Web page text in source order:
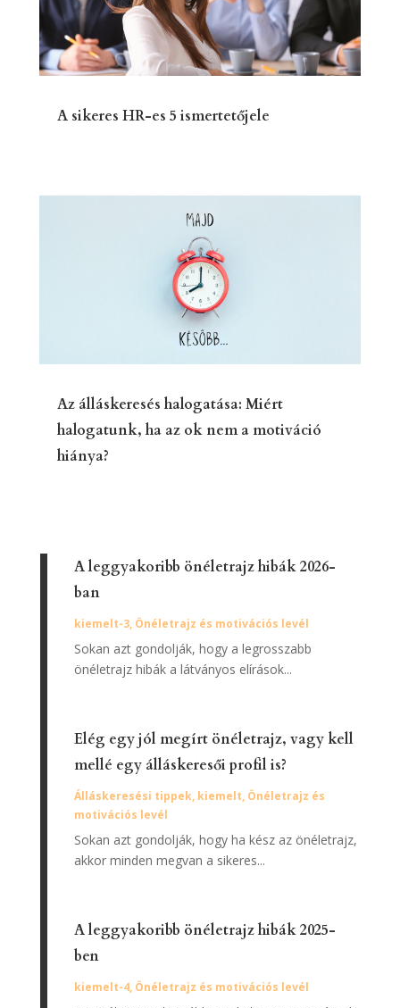
A sikeres HR-es 5 ismertetőjele
Az álláskeresés halogatása: Miért
halogatunk, ha az ok nem a motiváció
hiánya?
A leggyakoribb önéletrajz hibák 2026-
ban
kiemelt-3, Önéletrajz és motivációs levél
Sokan azt gondolják, hogy a legrosszabb
önéletrajz hibák a látványos elírások...
Elég egy jól megírt önéletrajz, vagy kell
mellé egy álláskeresői profil is?
Álláskeresési tippek, kiemelt, Önéletrajz és
motivációs levél
Sokan azt gondolják, hogy ha kész az önéletrajz,
akkor minden megvan a sikeres...
A leggyakoribb önéletrajz hibák 2025-
ben
kiemelt-4, Önéletrajz és motivációs levél